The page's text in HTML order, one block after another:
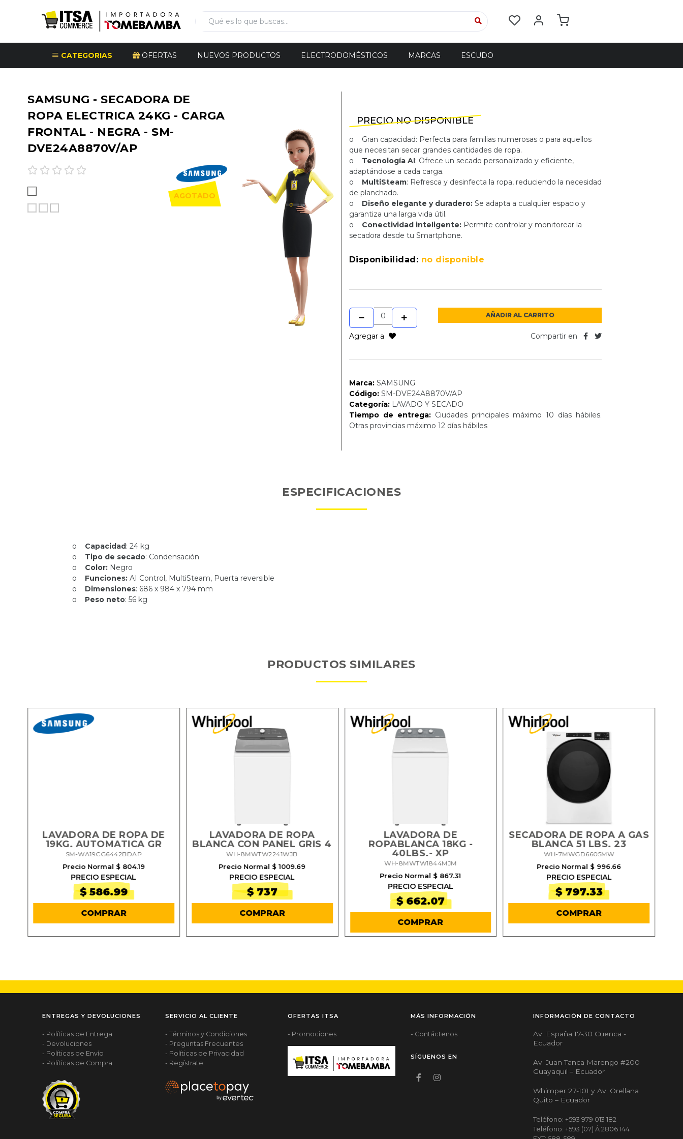
CATEGORIAS OFERTAS NUEVOS PRODUCTOS ELECTRODOMÉSTICOS MARCAS ESCUDO
SAMSUNG - SECADORA DE
ROPA ELECTRICA 24KG - CARGA
FRONTAL - NEGRA - SM-
DVE24A8870V/AP
AGOTADO
PRECIO NO DISPONIBLE
o Gran capacidad: Perfecta para familias numerosas o para aquellos
que necesitan secar grandes cantidades de ropa.
o Tecnología AI: Ofrece un secado personalizado y eficiente,
adaptándose a cada carga.
o MultiSteam: Refresca y desinfecta la ropa, reduciendo la necesidad
de planchado.
o Diseño elegante y duradero:Se adapta a cualquier espacio y
garantiza una larga vida útil.
o
Conectividad inteligente:Permite controlar y monitorear la
secadora desde tu Smartphone.
Disponibilidad: no disponible
AÑADIR AL CARRITO
Agregar a Compartir en
Marca:SAMSUNG
Código:SM-DVE24A8870V/AP
Categoría:LAVADO Y SECADO
Tiempo de entrega: Ciudades principales máximo 10 días hábiles.
Otras provincias máximo 12 días hábiles
ESPECIFICACIONES
o Capacidad: 24 kg
o Tipo de secado: Condensación
o
Color: Negro
o Funciones: AI Control, MultiSteam, Puerta reversible
o Dimensiones: 686 x 984 x 794 mm
o Peso neto: 56 kg
PRODUCTOS SIMILARES
LAVADORA DE ROPA DE
19KG. AUTOMATICA GR
SM-WA19CG6442BDAP
Precio Normal $ 804.19
PRECIO ESPECIAL
$ 586.99
COMPRAR
LAVADORA DE ROPA
BLANCA CON PANEL GRIS 4
WH-8MWTW2241WJB
Precio Normal $ 1009.69
PRECIO ESPECIAL
$ 737
COMPRAR
LAVADORA DE
ROPABLANCA 18KG -
40LBS.- XP
WH-8MWTW1844MJM
Precio Normal $ 867.31
PRECIO ESPECIAL
$ 662.07
COMPRAR
SECADORA DE ROPA A GAS
BLANCA 51 LBS. 23
WH-7MWGD6605MW
Precio Normal $ 996.66
PRECIO ESPECIAL
$ 797.33
COMPRAR
ENTREGAS Y DEVOLUCIONES
- Políticas de Entrega
- Devoluciones
- Políticas de Envío
- Políticas de Compra
SERVICIO AL CLIENTE
- Términos y Condiciones
- Preguntas Frecuentes
- Políticas de Privacidad
- Regístrate
OFERTAS ITSA
- Promociones
MÁS INFORMACIÓN
- Contáctenos
SÍGUENOS EN
INFORMACIÓN DE CONTACTO
Av. España 17-30 Cuenca -
Ecuador
Av. Juan Tanca Marengo #200
Guayaquil – Ecuador
Whimper 27-101 y Av. Orellana
Quito – Ecuador
Teléfono: +593 979 013 182
Teléfono: +593 (07) Â 2806 144